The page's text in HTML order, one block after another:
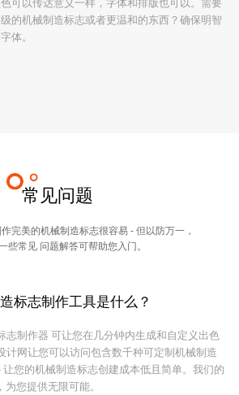
的机械制造标志或者更温和的东西？确保明智
体。
常见问题
完美的机械制造标志很容易 - 但以防万一，
些常见 问题解答可帮助您入门。
标志制作工具是什么？
志制作器 可让您在几分钟内生成和自定义出色
计网让您可以访问包含数千种可定制机械制造
您的机械制造标志创建成本低且简单。我们的
您提供无限可能。